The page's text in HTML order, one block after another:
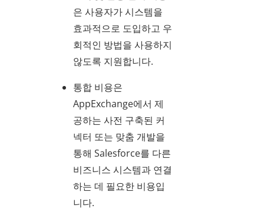
은 사용자가 시스템을
효과적으로 도입하고 우
회적인 방법을 사용하지
않도록 지원합니다.
통합 비용은
AppExchange에서 제
공하는 사전 구축된 커
넥터 또는 맞춤 개발을
통해 Salesforce를 다른
비즈니스 시스템과 연결
하는 데 필요한 비용입
니다.